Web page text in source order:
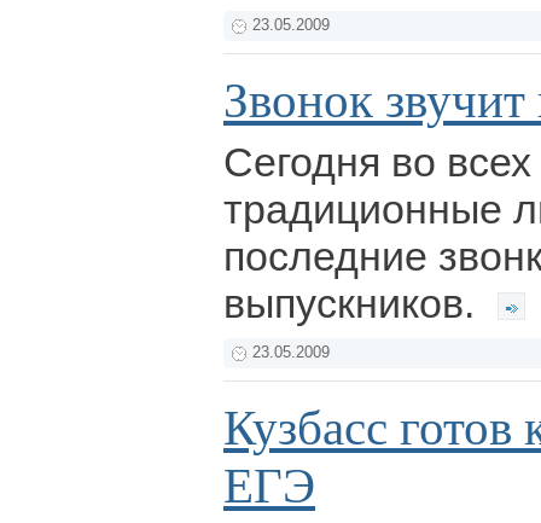
23.05.2009
Звонок
Сегодня во
традиционные
последние
выпускников.
23.05.2009
Кузбасс
ЕГЭ